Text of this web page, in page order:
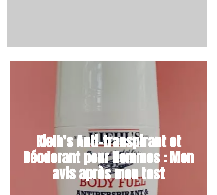
Kielh’s Anti-transpirant et
Déodorant pour Hommes : Mon
avis après mon test